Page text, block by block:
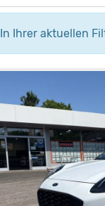
In Ihrer aktuellen